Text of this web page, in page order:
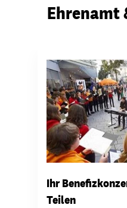
Ehrenamt
Ihr
Teilen